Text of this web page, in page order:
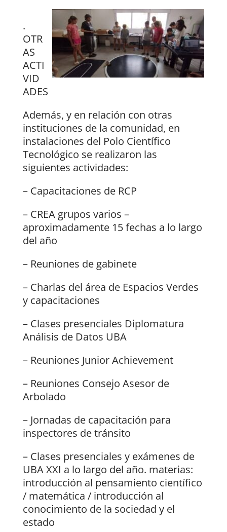
.
OTR
AS
ACTI
VID
ADES
Además, y en relación con otras
instituciones de la comunidad, en
instalaciones del Polo Científico
Tecnológico se realizaron las
siguientes actividades:
– Capacitaciones de RCP
– CREA grupos varios –
aproximadamente 15 fechas a lo largo
del año
– Reuniones de gabinete
– Charlas del área de Espacios Verdes
y capacitaciones
– Clases presenciales Diplomatura
Análisis de Datos UBA
– Reuniones Junior Achievement
– Reuniones Consejo Asesor de
Arbolado
– Jornadas de capacitación para
inspectores de tránsito
– Clases presenciales y exámenes de
UBA XXI a lo largo del año. materias:
introducción al pensamiento científico
/ matemática / introducción al
conocimiento de la sociedad y el
estado